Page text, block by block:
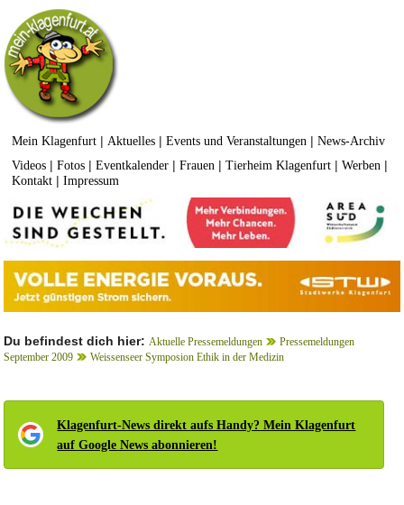
Mein Klagenfurt | Aktuelles |Events und Veranstaltungen |News-Archiv
Videos |Fotos |Eventkalender |Frauen |Tierheim Klagenfurt |Werben |
Kontakt |Impressum
Du befindest dich hier: Aktuelle Pressemeldungen
Pressemeldungen
September 2009
Weissenseer Symposion Ethik in der Medizin
Klagenfurt-News direkt aufs Handy? Mein Klagenfurt
auf Google News abonnieren!